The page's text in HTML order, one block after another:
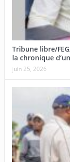
Tribune libre/
la chronique
juin 25, 2026